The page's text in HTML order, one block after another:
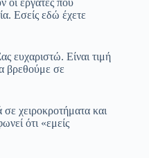
οι εργάτες που
Εσείς εδώ έχετε
ευχαριστώ. Eίναι τιμή
βρεθούμε σε
σε χειροκροτήματα και
ότι «εμείς